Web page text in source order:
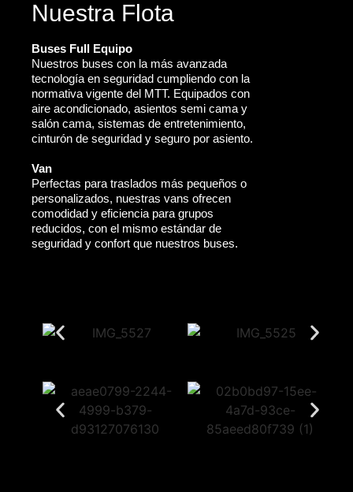
Nuestra Flota
Buses Full Equipo
Nuestros buses con la más avanzada
tecnología en seguridad cumpliendo con la
normativa vigente del MTT. Equipados con
aire acondicionado, asientos semi cama y
salón cama, sistemas de entretenimiento,
cinturón de seguridad y seguro por asiento.
Van
Perfectas para traslados más pequeños o
personalizados, nuestras vans ofrecen
comodidad y eficiencia para grupos
reducidos, con el mismo estándar de
seguridad y confort que nuestros buses.